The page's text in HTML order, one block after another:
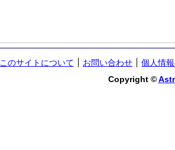
このサイトについて お問い合わせ
個人情
Copyright ©